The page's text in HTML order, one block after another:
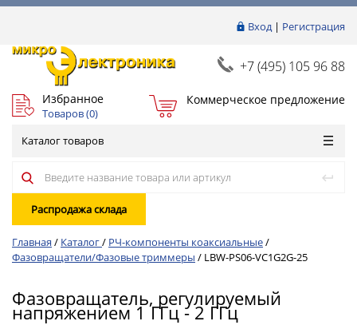
Вход| Регистрация
+7 (495) 105 96 88
Избранное
Товаров (0)
Коммерческое предложение
Каталог товаров
Распродажа склада
Главная / Каталог/ РЧ-компоненты коаксиальные/
Фазовращатели/Фазовые триммеры / LBW-PS06-VC1G2G-25
Фазовращатель, регулируемый
напряжением 1 ГГц - 2 ГГц